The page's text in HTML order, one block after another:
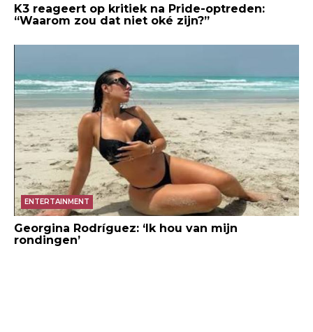
K3 reageert op kritiek na Pride-optreden:
“Waarom zou dat niet oké zijn?”
ENTERTAINMENT
Georgina Rodríguez: ‘Ik hou van mijn
rondingen’